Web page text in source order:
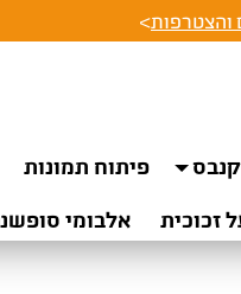
והצטרפות>
פיתוח תמונות
זכוכית אלבומי